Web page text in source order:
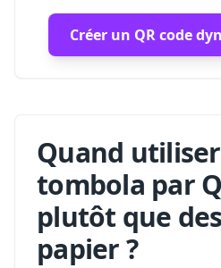
Créer un QR code
Quand
tombola par
plutôt que
papier ?